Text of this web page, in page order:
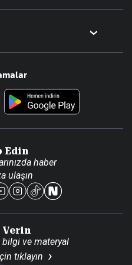
Edin
haber
ulaşın
Verin
bilgi ve materyal
tıklayın